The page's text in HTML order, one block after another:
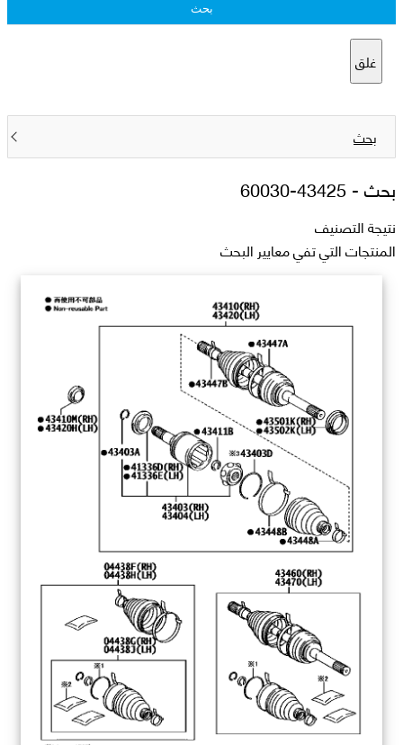
بحث
غلق
بحث
بحث -43425-60030
نتيجة التصنيف
المنتجات التي تفي معايير البحث